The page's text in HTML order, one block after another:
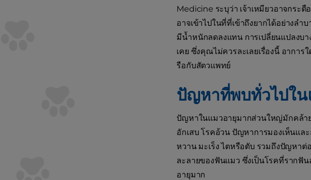
Medicine ระบุว่า เจ้าเหมียวอาจกระ
อาจเข้าไปในที่ที่เข้าถึงยากได้อย่าง
มีน้ำหนักลดลงแทน การเปลี่ยนแปลงบ
เคย ซึ่งคุณไม่ควรละเลยเรื่องนี้ อากา
รือกับสัตวแพทย์
ปัญหาที่พบทั่วไปใ
ปัญหาในแมวอายุมากส่วนใหญ่มักคล้า
อักเสบ โรคอ้วน ปัญหาการมองเห็นแล
หวาน มะเร็ง ไตหรือตับ รวมถึงปัญหาต่
ละลายของฟันแมว ซึ่งเป็นโรคที่รากฟั
อายุมาก